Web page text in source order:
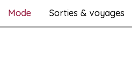
Mode Sorties & voyages